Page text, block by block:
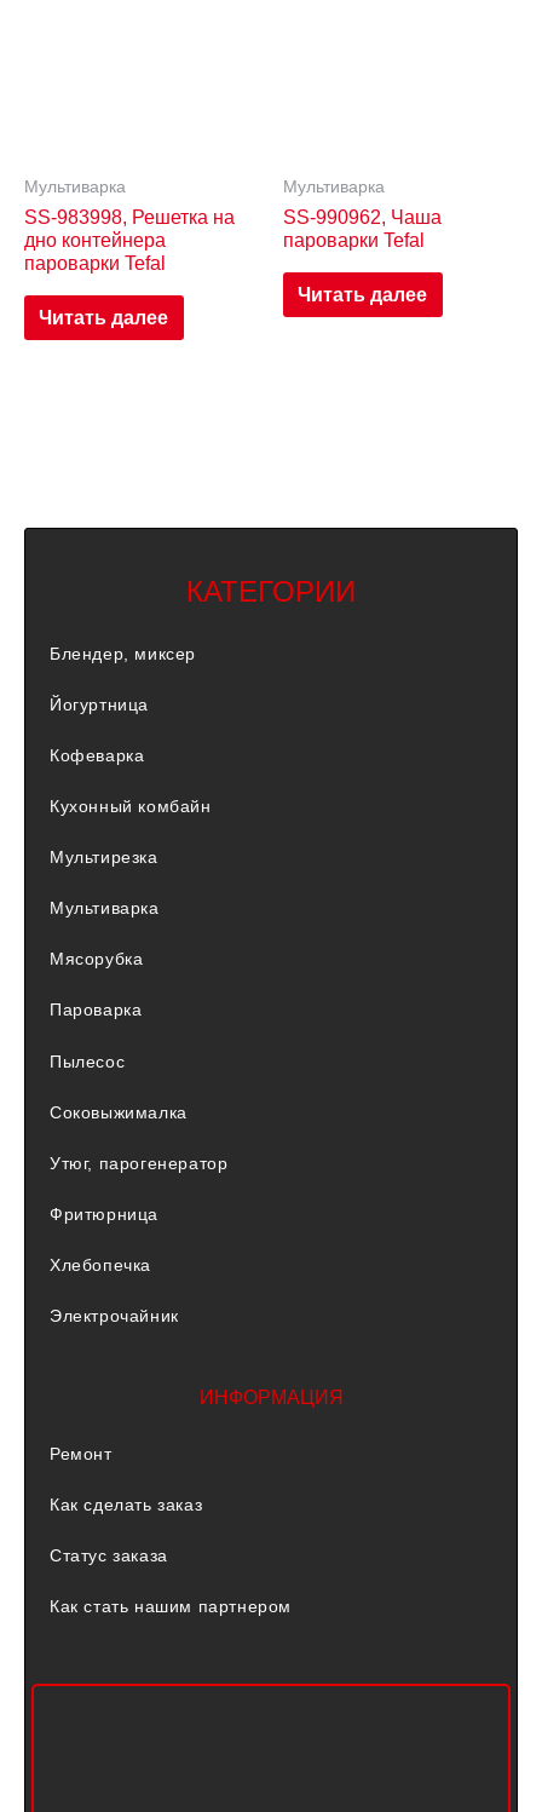
Мультиварка
SS-983998, Решетка на
дно контейнера
пароварки Tefal
Читать далее
Мультиварка
SS-990962, Чаша
пароварки Tefal
Читать далее
КАТЕГОРИИ
Блендер, миксер
Йогуртница
Кофеварка
Кухонный комбайн
Мультирезка
Мультиварка
Мясорубка
Пароварка
Пылесос
Соковыжималка
Утюг, парогенератор
Фритюрница
Хлебопечка
Электрочайник
ИНФОРМАЦИЯ
Ремонт
Как сделать заказ
Статус заказа
Как стать нашим партнером